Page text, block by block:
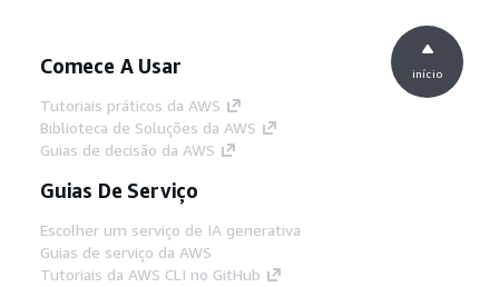
Comece A Usar
Tutoriais práticos da AWS
Biblioteca de Soluções da AWS
Guias de decisão da AWS
Guias De Serviço
Escolher um serviço de IA generativa
Guias de serviço da AWS
Tutoriais da AWS CLI no GitHub
início